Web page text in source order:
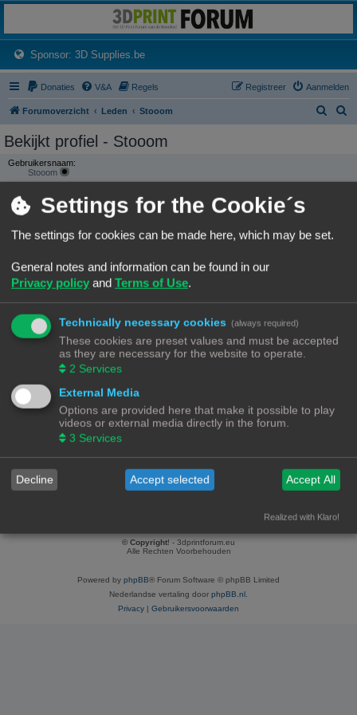
Het 3D print forum van de Benelux na de sluiting van 3dprintforum.nl
Sponsor: 3D Supplies.be(Opens a new tab)
Donaties V&A Regels Aanmelden
Registreer
Forumoverzicht Leden Stooom
Bekijkt profiel - Stooom
Gebruikersnaam:
Stooom
CONTACTEER STOOOM
Flag:
Lid geworden op:
04/07/26, 22:05
Laatst actief:
06/07/26, 21:28
Aantal berichten:
Zoek gebruikers berichten
(0.04% van alle berichten / 0.11 berichten per dag)
Meest actief in forum:
(3 berichten / 75.00% van gebruikers berichten)
Meest actief in onderwerp:
Logos niet scherp
(3 berichten / 75.00% van gebruikers berichten)
Search user’s topics
(0.24% of all topics / 0.06 topics per day)
Ga naar
Alle tijden zijnUTC+02:00
© Copyright! - 3dprintforum.eu
Alle Rechten Voorbehouden
Powered by phpBB® Forum Software © phpBB Limited
Nederlandse vertaling door phpBB.nl
Privacy | Gebruikersvoorwaarden
Settings for the Cookie´s
The settings for cookies can be made here, which may be set.
General notes and information can be found in our
Privacy policy and Terms of Use.
Technically necessary cookies (always required)
These cookies are preset values and must be accepted
as they are necessary for the website to operate.
2 Services
External Media
Options are provided here that make it possible to play
videos or external media directly in the forum.
3 Services
Decline Accept selected Accept All
Realized with Klaro!